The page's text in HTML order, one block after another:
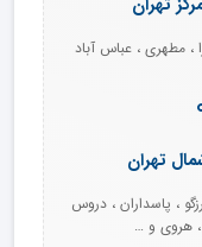
، مطهری ، عباس آباد
تهران
، پاسداران ، دروس
، هروی و …